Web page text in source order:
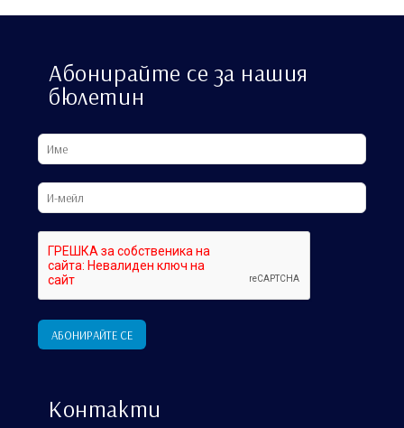
Абонирайте се за нашия
бюлетин
Контакти